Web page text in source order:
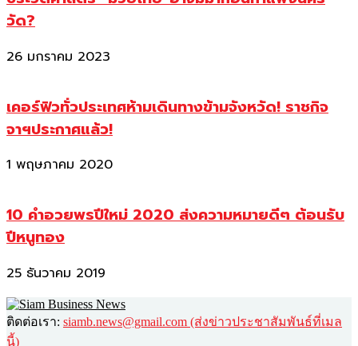
วัด?
26 มกราคม 2023
เคอร์ฟิวทั่วประเทศห้ามเดินทางข้ามจังหวัด! ราชกิจ
จาฯประกาศแล้ว!
1 พฤษภาคม 2020
10 คำอวยพรปีใหม่ 2020 ส่งความหมายดีๆ ต้อนรับ
ปีหนูทอง
25 ธันวาคม 2019
ติดต่อเรา: siamb.news@gmail.com (ส่งข่าวประชาสัมพันธ์ที่เมล
นี้)